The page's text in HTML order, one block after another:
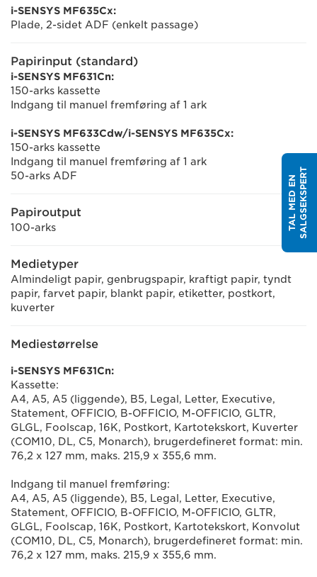
i-SENSYS MF635Cx:
Plade, 2-sidet ADF (enkelt passage)
Papirinput (standard)
i-SENSYS MF631Cn:
150-arks kassette
Indgang til manuel fremføring af 1 ark
i-SENSYS MF633Cdw/i-SENSYS MF635Cx:
150-arks kassette
Indgang til manuel fremføring af 1 ark
50-arks ADF
Papiroutput
100-arks
Medietyper
Almindeligt papir, genbrugspapir, kraftigt papir, tyndt
papir, farvet papir, blankt papir, etiketter, postkort,
kuverter
Mediestørrelse
i-SENSYS MF631Cn:
Kassette:
A4, A5, A5 (liggende), B5, Legal, Letter, Executive,
Statement, OFFICIO, B-OFFICIO, M-OFFICIO, GLTR,
GLGL, Foolscap, 16K, Postkort, Kartotekskort, Kuverter
(COM10, DL, C5, Monarch), brugerdefineret format: min.
76,2 x 127 mm, maks. 215,9 x 355,6 mm.
Indgang til manuel fremføring:
A4, A5, A5 (liggende), B5, Legal, Letter, Executive,
Statement, OFFICIO, B-OFFICIO, M-OFFICIO, GLTR,
GLGL, Foolscap, 16K, Postkort, Kartotekskort, Konvolut
(COM10, DL, C5, Monarch), brugerdefineret format: min.
76,2 x 127 mm, maks. 215,9 x 355,6 mm.
T
A
L
M
E
D
E
N
S
A
L
G
S
E
K
S
P
E
RT